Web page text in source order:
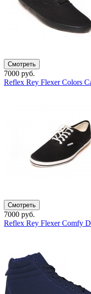
Смотреть
7000 руб.
Reflex Rey Flexer Colors
Смотреть
7000 руб.
Reflex Rey Flexer Comfy